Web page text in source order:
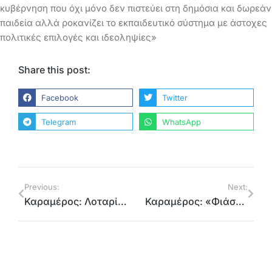
κυβέρνηση που όχι μόνο δεν πιστεύει στη δημόσια και δωρεάν
παιδεία αλλά ροκανίζει το εκπαιδευτικό σύστημα με άστοχες
πολιτικές επιλογές και ιδεοληψίες»
Share this post:
Facebook Twitter
Telegram WhatsApp
Previous:
Καραμέρος: Λοταρία για λίγους το κουπόνι επιδότησης ευρυζωνικών συνδέσεων (Gigabit Voucher)
Next:
Καραμέρος: «Φιάσκο με τα εισιτήρια του ΜΕΤΡΟ Θεσσαλονίκης λίγο πριν τα επίσημα εγκαίνια»